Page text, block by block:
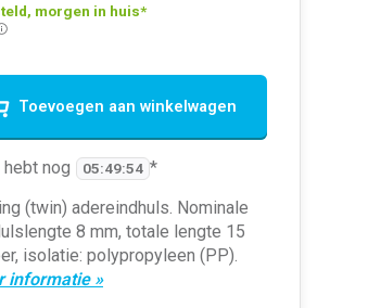
morgen in huis*
Toevoegen aan winkelwagen
nog 05:49:54 *
(twin) adereindhuls. Nominale
8 mm, totale lengte 15
isolatie: polypropyleen (PP).
informatie »